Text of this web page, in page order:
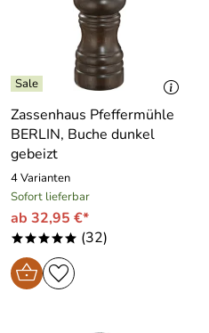
Zassenhaus Pfeffermühle
BERLIN, Buche dunkel
gebeizt
4 Varianten
Sofort lieferbar
ab 32,95 €*
***** (32)